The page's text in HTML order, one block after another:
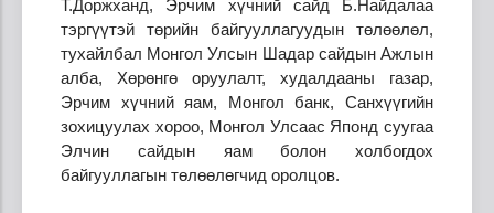
Т.Доржханд, Эрчим хүчний сайд Б.Найдалаа
тэргүүтэй төрийн байгууллагуудын төлөөлөл,
тухайлбал Монгол Улсын Шадар сайдын Ажлын
алба, Хөрөнгө оруулалт, худалдааны газар,
Эрчим хүчний яам, Монгол банк, Санхүүгийн
зохицуулах хороо, Монгол Улсаас Японд суугаа
Элчин сайдын яам болон холбогдох
байгууллагын төлөөлөгчид оролцов.